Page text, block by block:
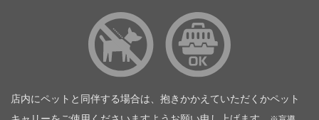
店内にペットと同伴する場合は、抱きかかえていただくかペット